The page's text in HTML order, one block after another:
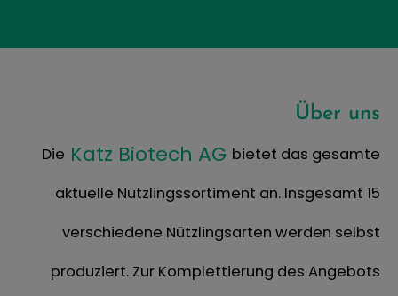
Über uns
Die Katz Biotech AG bietet das gesamte
aktuelle Nützlingssortiment an. Insgesamt 15
verschiedene Nützlingsarten werden selbst
produziert. Zur Komplettierung des Angebots